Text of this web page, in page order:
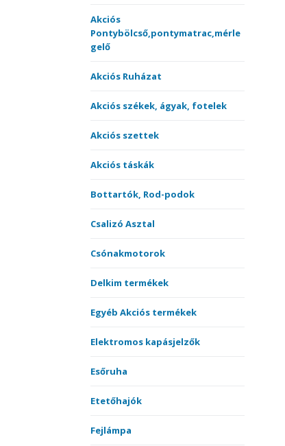
Sátrak, Ernyők
Vásárlási utalvány
Versenyládák
Akciós
Pontybölcső,pontymatrac,mérle
gelő
Akciós Ruházat
Akciós székek, ágyak, fotelek
Akciós szettek
Akciós táskák
Bottartók, Rod-podok
Csalizó Asztal
Csónakmotorok
Delkim termékek
Egyéb Akciós termékek
Elektromos kapásjelzők
Esőruha
Etetőhajók
Fejlámpa